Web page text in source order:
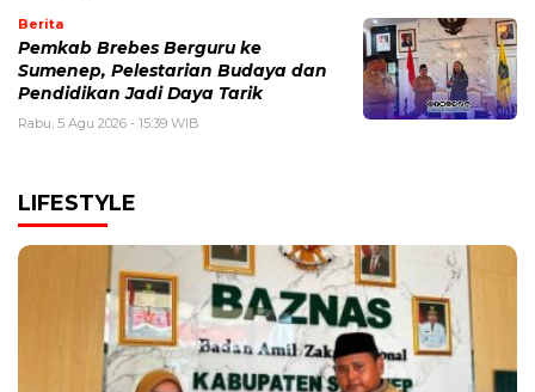
Berita
Pemkab Brebes Berguru ke
Sumenep, Pelestarian Budaya dan
Pendidikan Jadi Daya Tarik
Rabu, 5 Agu 2026 - 15:39 WIB
LIFESTYLE